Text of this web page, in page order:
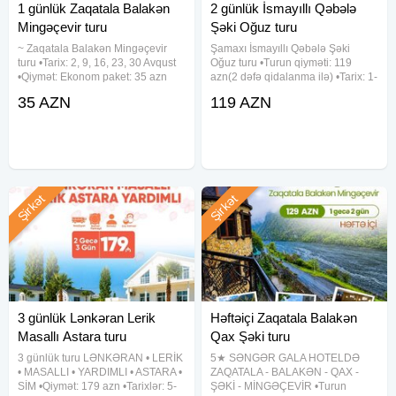
1 günlük Zaqatala Balakən
Mingəçevir turu
~ Zaqatala Balakən Mingəçevir
turu •Tarix: 2, 9, 16, 23, 30 Avqust
•Qiymət: Ekonom paket: 35 azn
daxildir: • Nəqliyyat xidməti • Səhər
35 AZN
2 günlük İsmayıllı Qəbələ
Şəki Oğuz turu
Şamaxı İsmayıllı Qəbələ Şəki
Oğuz turu •Turun qiyməti: 119
azn(2 dəfə qidalanma ilə) •Tarix: 1-
✓Qiymətə daxildir: • Komfortlu
119 AZN
3 günlük Lənkəran Lerik
Masallı Astara turu
3 günlük turu LƏNKƏRAN • LERİK
• MASALLI • YARDIMLI • ASTARA •
SİM •Qiymət: 179 azn •Tarixlər: 5-
Şirkət
Həftəiçi Zaqatala Balakən
Qax Şəki turu
5★ SƏNGƏR GALA HOTELDƏ
ZAQATALA - BALAKƏN - QAX -
ŞƏKİ - MİNGƏÇEVİR •Turun
Şirkət